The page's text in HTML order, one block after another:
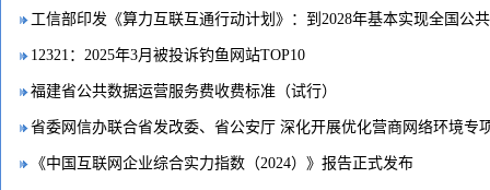
12321：2025年3月被投诉钓鱼网站TOP10
福建省公共数据运营服务费收费标准（试行）
省委网信办联合省发改委、省公安厅 深化开展优化营商网络环境专
《中国互联网企业综合实力指数（2024）》报告正式发布